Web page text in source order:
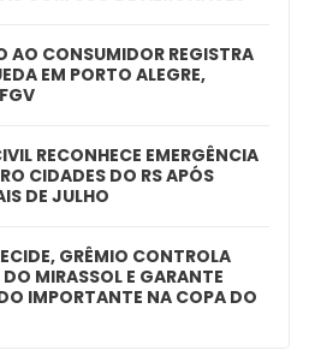
AO CONSUMIDOR REGISTRA
EM PORTO ALEGRE,
RECONHECE EMERGÊNCIA
CIDADES DO RS APÓS
DE JULHO
GRÊMIO CONTROLA
DO MIRASSOL E GARANTE
IMPORTANTE NA COPA DO